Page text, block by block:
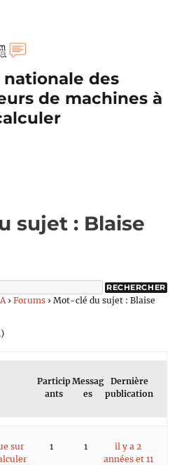
des
de machines à
sujet : Blaise
› Forums › Mot-clé du sujet : Blaise
Particip
ants
Messag
es
Dernière
publication
sur
1 1
il y a 2
années et 11